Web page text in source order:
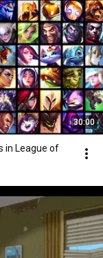
30:00
in League of